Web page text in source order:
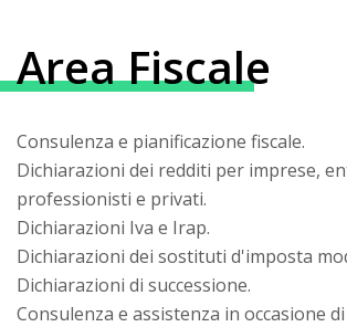
Area Fiscale
Consulenza e pianificazione fiscale.
Dichiarazioni dei redditi per imprese,
professionisti e privati.
Dichiarazioni Iva e Irap.
Dichiarazioni dei sostituti d'imposta
Dichiarazioni di successione.
Consulenza e assistenza in occasione